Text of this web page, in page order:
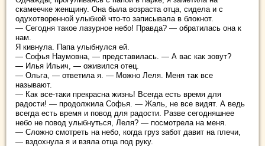
скамеечке женщину. Она была возраста отца, сидела и с
одухотворенной улыбкой что-то записывала в блокнот.
— Сегодня такое лазурное небо! Правда? — обратилась она к
нам.
Я кивнула. Папа улыбнулся ей.
— Софья Наумовна, — представилась. — А вас как зовут?
— Илья Ильич, — оживился отец.
— Ольга, — ответила я. — Можно Леля. Меня так все
называют.
— Как все-таки прекрасна жизнь! Всегда есть время для
радости! — продолжила Софья. — Жаль, не все видят. А ведь
всегда есть время и повод для радости. Разве сегодняшнее
небо не повод улыбнуться, Леля? — посмотрела на меня.
— Сложно смотреть на небо, когда груз забот давит на плечи,
— вздохнула я и взяла отца под руку.